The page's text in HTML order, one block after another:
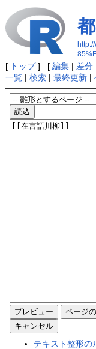
[ トップ] [ 編集| 差分
一覧| 検索| 最終更新|
テキスト整形の